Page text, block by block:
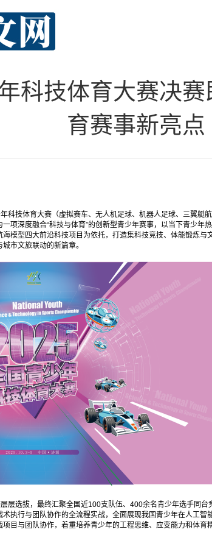
科技体育大赛决
育赛事新亮点
科技体育大赛（虚拟赛车、无人机足球、机器人足球、三翼艇
项深度融合“科技与体育”的创新型青少年赛事，以当下青少年
模型四大前沿科技项目为依托，打造集科技竞技、体能锻炼与
市文旅联动的新篇章。
层选拔，最终汇聚全国近100支队伍、400余名青少年选手同台
执行与团队协作的全流程实战，全面展现我国青少年在人工智
目与团队协作，着重培养青少年的工程思维、应变能力和体育精